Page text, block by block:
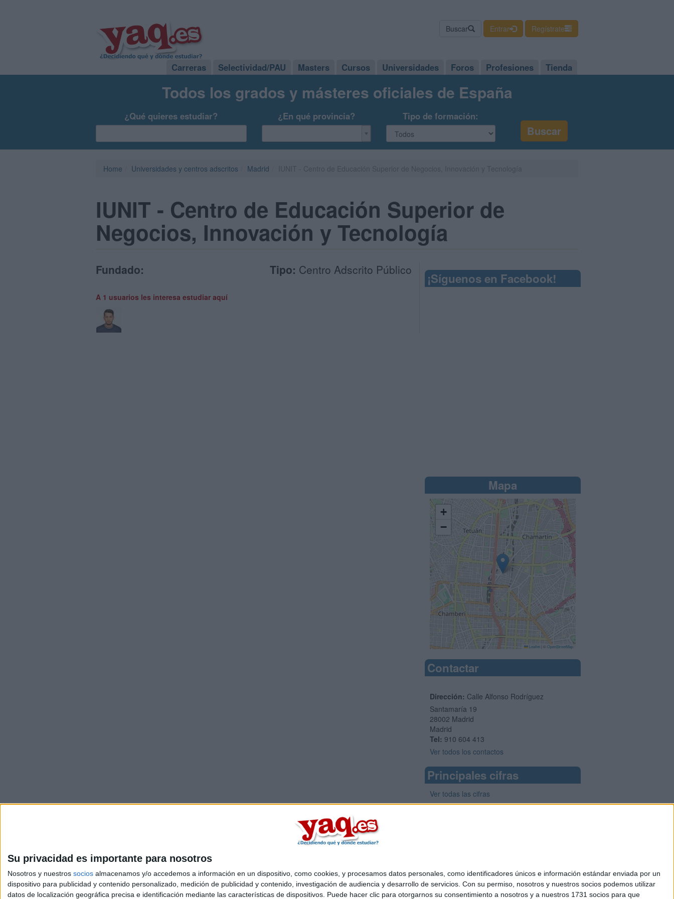
Su privacidad es importante para nosotros
Nosotros y nuestros socios almacenamos y/o accedemos a información en un dispositivo, como cookies, y procesamos datos personales, como identificadores únicos e información estándar enviada por un
dispositivo para publicidad y contenido personalizado, medición de publicidad y contenido, investigación de audiencia y desarrollo de servicios. Con su permiso, nosotros y nuestros socios podemos utilizar
datos de localización geográfica precisa e identificación mediante las características de dispositivos. Puede hacer clic para otorgarnos su consentimiento a nosotros y a nuestros 1731 socios para que
Buscar Entrar Regístrate
Carreras Selectividad/PAU Masters Cursos Universidades Foros Profesiones Tienda
Todos los grados y másteres oficiales de España
¿Qué quieres estudiar? ¿En qué provincia? Tipo de formación:
Home Universidades y centros adscritos Madrid
IUNIT - Centro de Educación Superior de
Negocios, Innovación y Tecnología
Fundado: Tipo: Centro Adscrito Público
A 1 usuarios les interesa estudiar aquí
¡Síguenos en Facebook!
Mapa
+
−
Leaflet © OpenStreetMap
Contactar
Dirección: Calle Alfonso Rodríguez
Santamaría 19
28002 Madrid
Madrid
Tel: 910 604 413
Ver todos los contactos
Principales cifras
Ver todas las cifras
Quiénes somos|Contactar|Anúnciate
Aviso legal|Politica de privacidad|Condiciones generales|Política de cookies
© 2003-2026Compás Mediterráneo S.L.- Diego de León 47 - 28006 Madrid [ESPAÑA] - Tel. +34 91 593 2767